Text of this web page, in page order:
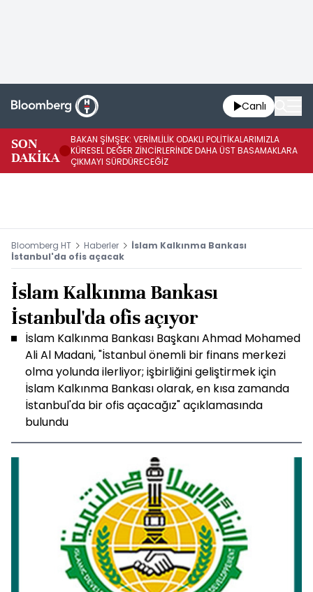
Canlı
SON
DAKİKA
BAKAN ŞİMŞEK: VERİMLİLİK ODAKLI POLİTİKALARIMIZLA
KÜRESEL DEĞER ZİNCİRLERİNDE DAHA ÜST BASAMAKLARA
ÇIKMAYI SÜRDÜRECEĞİZ
Bloomberg HT Haberler
İslam Kalkınma Bankası
İstanbul'da ofis açacak
İslam Kalkınma Bankası
İstanbul'da ofis açıyor
İslam Kalkınma Bankası Başkanı Ahmad Mohamed
Ali Al Madani, "İstanbul önemli bir finans merkezi
olma yolunda ilerliyor; işbirliğini geliştirmek için
İslam Kalkınma Bankası olarak, en kısa zamanda
İstanbul'da bir ofis açacağız" açıklamasında
bulundu